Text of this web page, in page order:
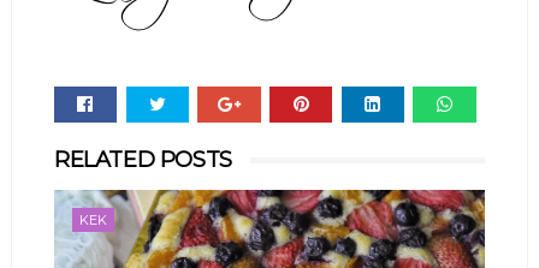
RELATED POSTS
KEK